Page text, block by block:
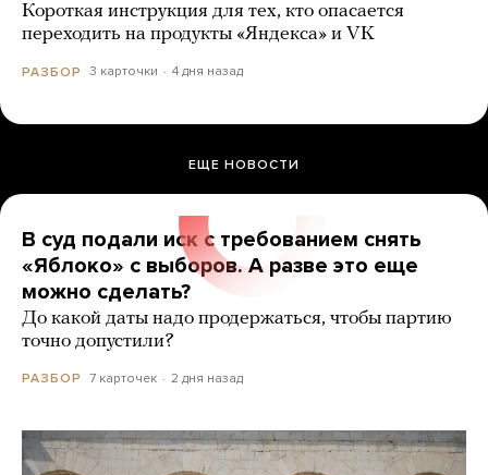
Короткая инструкция для тех, кто опасается
переходить на продукты «Яндекса» и VK
РАЗБОР 3 карточки 4 дня назад
ЕЩЕ НОВОСТИ
В суд подали иск с требованием снять
«Яблоко» с выборов. А разве это еще
можно сделать?
До какой даты надо продержаться, чтобы партию
точно допустили?
РАЗБОР 7 карточек 2 дня назад